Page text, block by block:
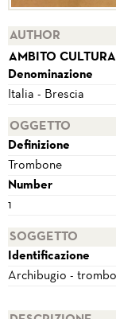
AUTHOR
AMBITO
Denominazione
Italia - Brescia
OGGETTO
Definizione
Trombone
Number
1
SOGGETTO
Identificazione
Archibugio -